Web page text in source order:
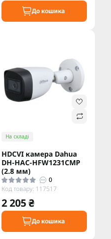
До кошика
На складі
HDCVI камера Dahua
DH-HAC-HFW1231CMP
(2.8 мм)
0
Код товару: 117517
2 205 ₴
До кошика